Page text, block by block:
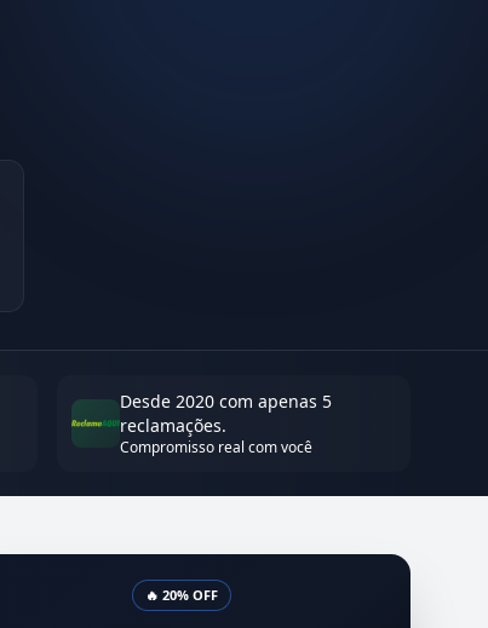
Desde 2020 com apenas 5
reclamações.
Compromisso real com você
🔥 20% OFF